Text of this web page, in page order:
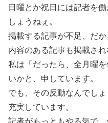
日曜とか祝日には記者を
しょうねぇ。
掲載する記事が不足、だ
内容のある記事も掲載され
私は「だったら、全月曜
いかと、申しています。
でも、その反動なんでし
充実しています。
記者がもっともやる気で